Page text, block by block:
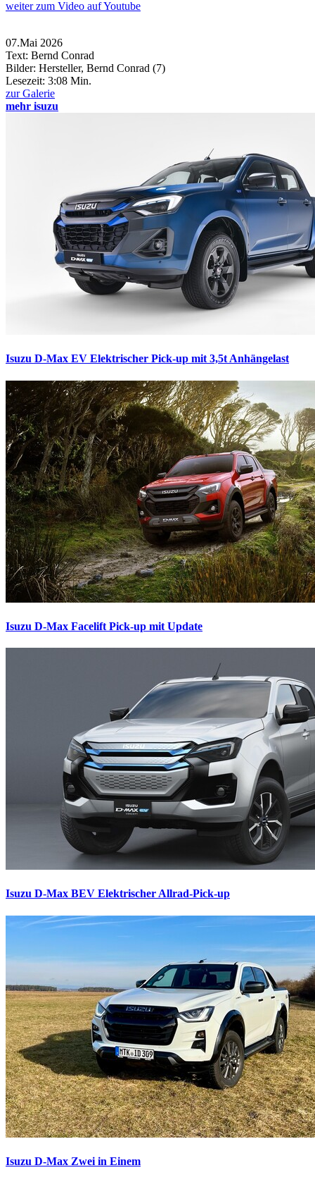
weiterzum Video auf Youtube
07.Mai 2026
Text: Bernd Conrad
Bilder: Hersteller, Bernd Conrad (7)
Lesezeit: 3:08 Min.
zur Galerie
mehr isuzu
Isuzu D-Max EV Elektrischer Pick-up mit 3,5t Anhängelast
Isuzu D-Max Facelift Pick-up mit Update
Isuzu D-Max BEV Elektrischer Allrad-Pick-up
Isuzu D-Max Zwei in Einem